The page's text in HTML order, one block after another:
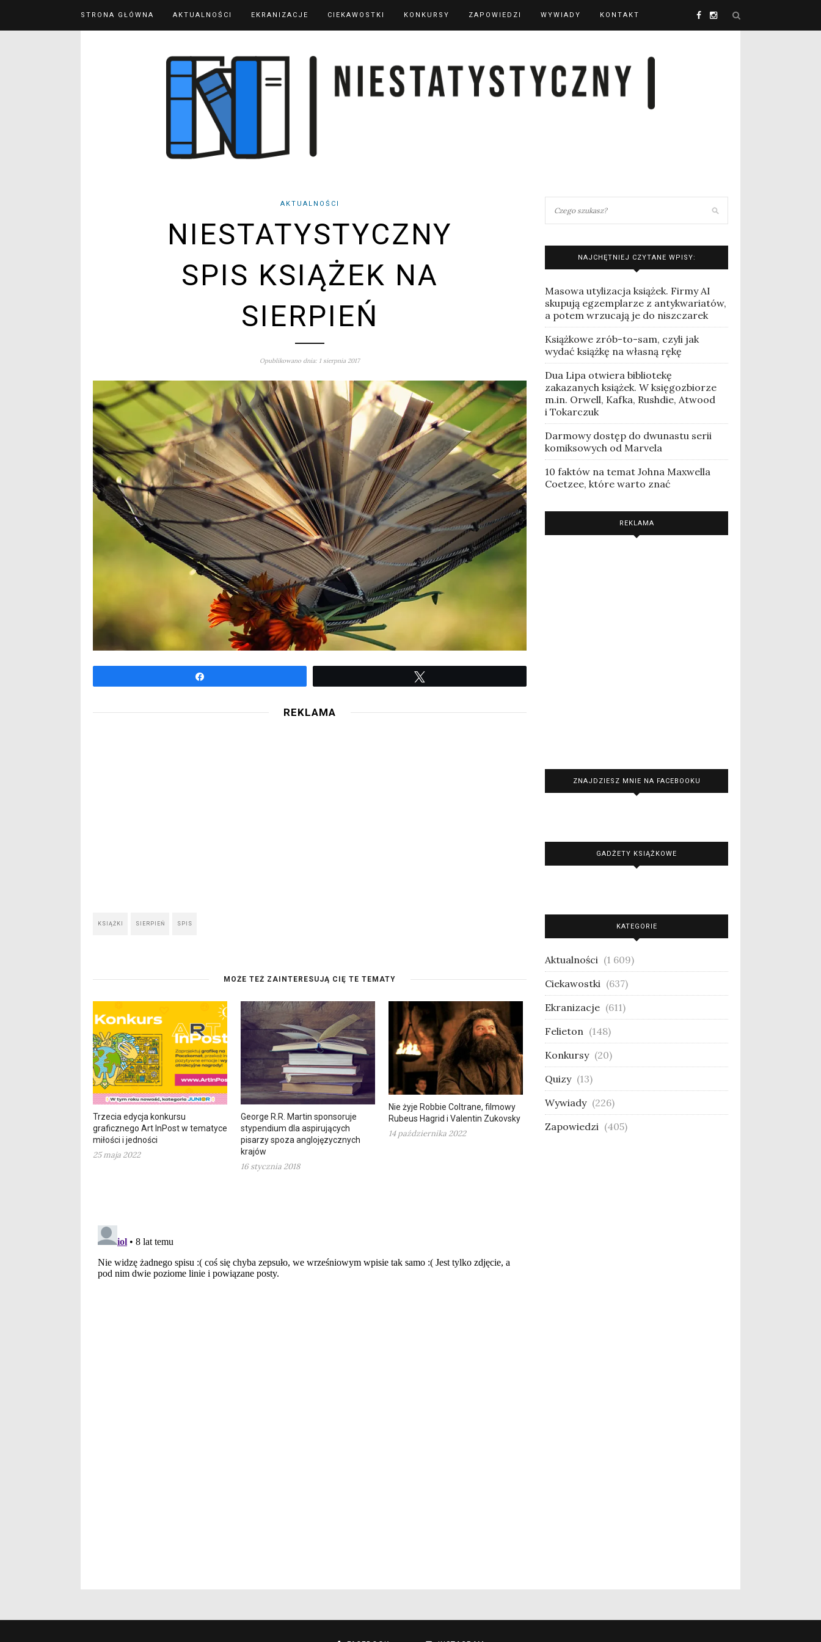
STRONA GŁÓWNA AKTUALNOŚCI EKRANIZACJE CIEKAWOSTKI KONKURSY ZAPOWIEDZI WYWIADY KONTAKT
AKTUALNOŚCI
NIESTATYSTYCZNY
SPIS KSIĄŻEK NA
SIERPIEŃ
Opublikowano dnia: 1 sierpnia 2017
REKLAMA
KSIĄŻKI SIERPIEŃ SPIS
MOŻE TEŻ ZAINTERESUJĄ CIĘ TE TEMATY
Trzecia edycja konkursu
graficznego Art InPost w tematyce
miłości i jedności
25 maja 2022
George R.R. Martin sponsoruje
stypendium dla aspirujących
pisarzy spoza anglojęzycznych
krajów
16 stycznia 2018
Nie żyje Robbie Coltrane, filmowy
Rubeus Hagrid i Valentin Zukovsky
14 października 2022
NAJCHĘTNIEJ CZYTANE WPISY:
Masowa utylizacja książek. Firmy AI
skupują egzemplarze z antykwariatów,
a potem wrzucają je do niszczarek
Książkowe zrób-to-sam, czyli jak
wydać książkę na własną rękę
Dua Lipa otwiera bibliotekę
zakazanych książek. W księgozbiorze
m.in. Orwell, Kafka, Rushdie, Atwood
i Tokarczuk
Darmowy dostęp do dwunastu serii
komiksowych od Marvela
10 faktów na temat Johna Maxwella
Coetzee, które warto znać
REKLAMA
ZNAJDZIESZ MNIE NA FACEBOOKU
GADŻETY KSIĄŻKOWE
KATEGORIE
Aktualności (1 609)
Ciekawostki (637)
Ekranizacje (611)
Felieton (148)
Konkursy (20)
Quizy (13)
Wywiady (226)
Zapowiedzi (405)